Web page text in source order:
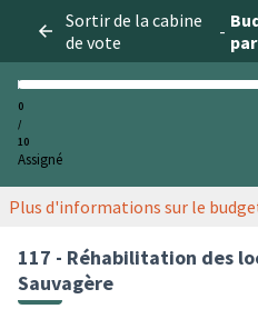
Sortir de la cabine
de vote
-
0
/
10
Assigné
Plus d'informations sur le
117 - Réhabilitation des
Sauvagère